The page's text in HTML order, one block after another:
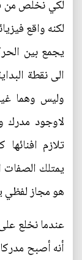
لكي نخلص من
لكنه واقع
يجمع بين
الى نقطة
وليس وهما
لاوجود مدرك
تلازم
يمتلك الصفات
هو مجاز لفظي
عندما نخلع
أنه أصبح